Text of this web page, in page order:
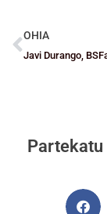
OHIA
Partekatu